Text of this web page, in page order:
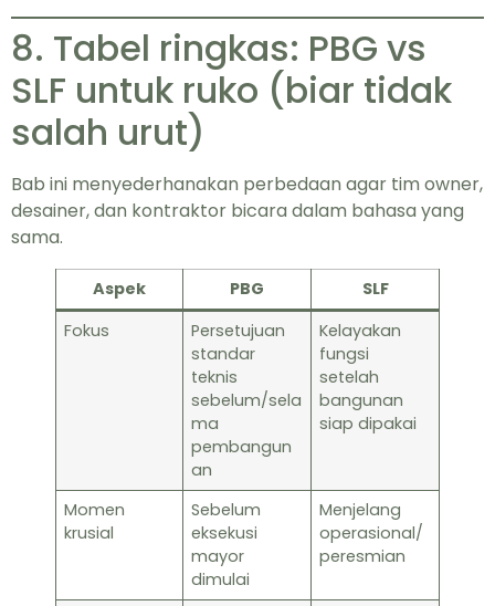
8. Tabel ringkas: PBG vs
SLF untuk ruko (biar tidak
salah urut)
Bab ini menyederhanakan perbedaan agar tim owner,
desainer, dan kontraktor bicara dalam bahasa yang
sama.
Aspek PBG
SLF
Fokus
Persetujuan
standar
teknis
sebelum/sela
ma
pembangun
an
Kelayakan
fungsi
setelah
bangunan
siap dipakai
Momen
krusial
Sebelum
eksekusi
mayor
dimulai
Menjelang
operasional/
peresmian